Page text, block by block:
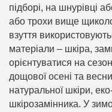
підборі, на шнурівці
або трохи вище
взуття
матеріали – шкіра,
орієнтуватися на
дощової осені та
натуральної шкіри,
шкірозамінника. У